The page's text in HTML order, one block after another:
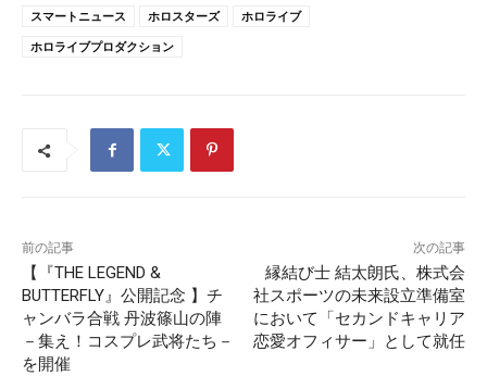
スマートニュース
ホロスターズ
ホロライブ
ホロライブプロダクション
前の記事
【『THE LEGEND &
BUTTERFLY』公開記念 】チ
ャンバラ合戦 丹波篠山の陣
－集え！コスプレ武将たち－
を開催
次の記事
縁結び士 結太朗氏、株式会
社スポーツの未来設立準備室
において「セカンドキャリア
恋愛オフィサー」として就任